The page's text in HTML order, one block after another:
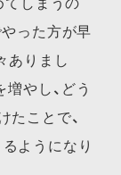
やった方が早
ありまし
やし、どう
たことで、
ようになり